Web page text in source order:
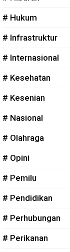
# Hukum
# Infrastruktur
# Internasional
# Kesehatan
# Kesenian
# Nasional
# Olahraga
# Opini
# Pemilu
# Pendidikan
# Perhubungan
# Perikanan